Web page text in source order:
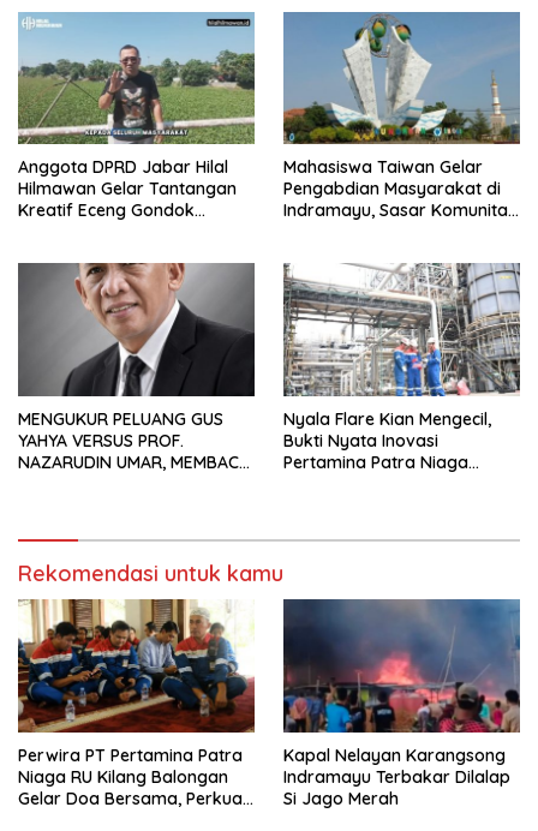
Anggota DPRD Jabar Hilal
Hilmawan Gelar Tantangan
Kreatif Eceng Gondok
Mahasiswa Taiwan Gelar
Pengabdian Masyarakat di
Indramayu, Sasar Komunitas
MENGUKUR PELUANG GUS
YAHYA VERSUS PROF.
NAZARUDIN UMAR, MEMBACA
Nyala Flare Kian Mengecil,
Bukti Nyata Inovasi
Pertamina Patra Niaga
Rekomendasi untuk kamu
Perwira PT Pertamina Patra
Niaga RU Kilang Balongan
Gelar Doa Bersama, Perkuat
Kapal Nelayan Karangsong
Indramayu Terbakar Dilalap
Si Jago Merah